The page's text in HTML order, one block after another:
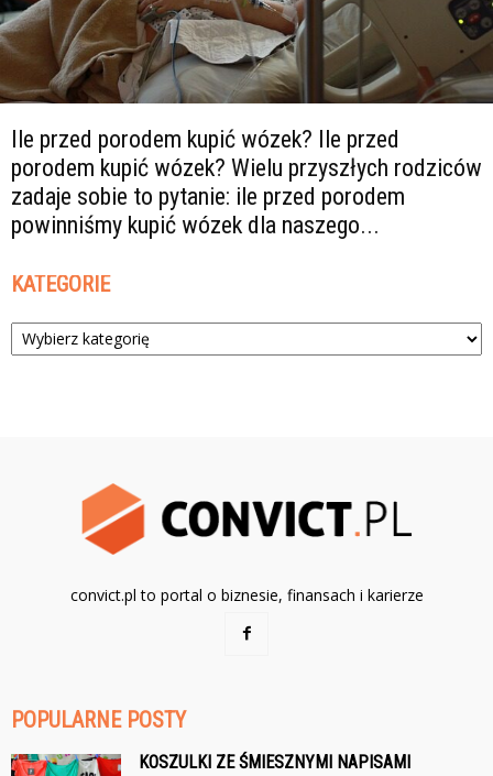
Ile przed porodem kupić wózek? Ile przed
porodem kupić wózek? Wielu przyszłych rodziców
zadaje sobie to pytanie: ile przed porodem
powinniśmy kupić wózek dla naszego...
KATEGORIE
Kategorie
convict.pl to portal o biznesie, finansach i karierze
POPULARNE POSTY
KOSZULKI ZE ŚMIESZNYMI NAPISAMI